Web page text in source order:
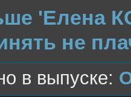
'Елена
не
в выпуске: